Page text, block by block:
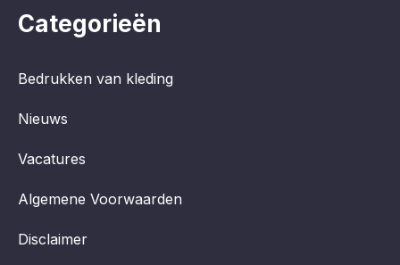
Categorieën
Bedrukken van kleding
Nieuws
Vacatures
Algemene Voorwaarden
Disclaimer